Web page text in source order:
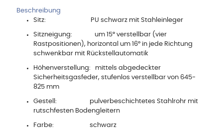
Beschreibung
Sitz: PU schwarz mit Stahleinleger
Sitzneigung: um 15° verstellbar (vier
Rastpositionen), horizontal um 16° in jede Richtung
schwenkbar mit Rückstellautomatik
Höhenverstellung: mittels abgedeckter
Sicherheitsgasfeder, stufenlos verstellbar von 645-
825 mm
Gestell: pulverbeschichtetes Stahlrohr mit
rutschfesten Bodengleitern
Farbe: schwarz